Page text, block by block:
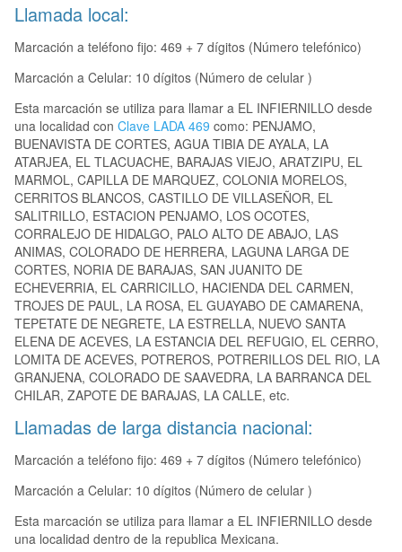
Llamada local:
Marcación a teléfono fijo: 469 + 7 dígitos (Número telefónico)
Marcación a Celular: 10 dígitos (Número de celular )
Esta marcación se utiliza para llamar a EL INFIERNILLO desde
una localidad con Clave LADA 469 como: PENJAMO,
BUENAVISTA DE CORTES, AGUA TIBIA DE AYALA, LA
ATARJEA, EL TLACUACHE, BARAJAS VIEJO, ARATZIPU, EL
MARMOL, CAPILLA DE MARQUEZ, COLONIA MORELOS,
CERRITOS BLANCOS, CASTILLO DE VILLASEÑOR, EL
SALITRILLO, ESTACION PENJAMO, LOS OCOTES,
CORRALEJO DE HIDALGO, PALO ALTO DE ABAJO, LAS
ANIMAS, COLORADO DE HERRERA, LAGUNA LARGA DE
CORTES, NORIA DE BARAJAS, SAN JUANITO DE
ECHEVERRIA, EL CARRICILLO, HACIENDA DEL CARMEN,
TROJES DE PAUL, LA ROSA, EL GUAYABO DE CAMARENA,
TEPETATE DE NEGRETE, LA ESTRELLA, NUEVO SANTA
ELENA DE ACEVES, LA ESTANCIA DEL REFUGIO, EL CERRO,
LOMITA DE ACEVES, POTREROS, POTRERILLOS DEL RIO, LA
GRANJENA, COLORADO DE SAAVEDRA, LA BARRANCA DEL
CHILAR, ZAPOTE DE BARAJAS, LA CALLE, etc.
Llamadas de larga distancia nacional:
Marcación a teléfono fijo: 469 + 7 dígitos (Número telefónico)
Marcación a Celular: 10 dígitos (Número de celular )
Esta marcación se utiliza para llamar a EL INFIERNILLO desde
una localidad dentro de la republica Mexicana.